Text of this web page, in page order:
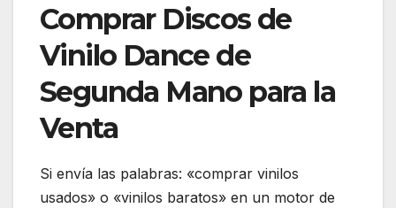
Comprar Discos de
Vinilo Dance de
Segunda Mano para la
Venta
Si envía las palabras: «comprar vinilos
usados» o «vinilos baratos» en un motor de